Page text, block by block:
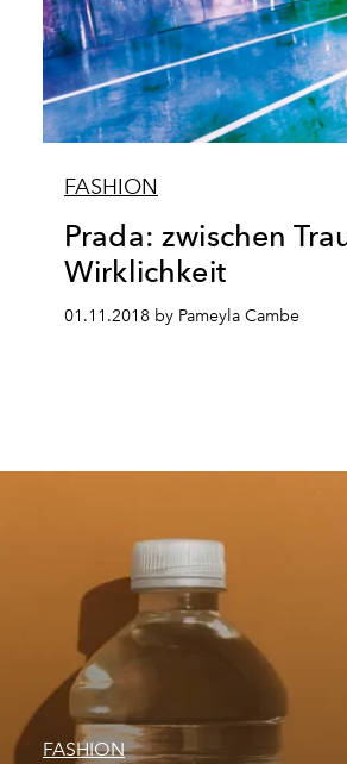
FASHION
Prada: zwischen
Wirklichkeit
01.11.2018 by Pameyla Cambe
FASHION